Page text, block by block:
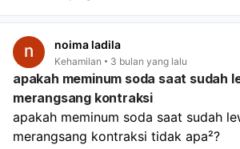
noima ladila
Kehamilan 3 bulan yang lalu
apakah meminum soda saat sudah
merangsang kontraksi
apakah meminum soda saat sudah
merangsang kontraksi tidak apa²?